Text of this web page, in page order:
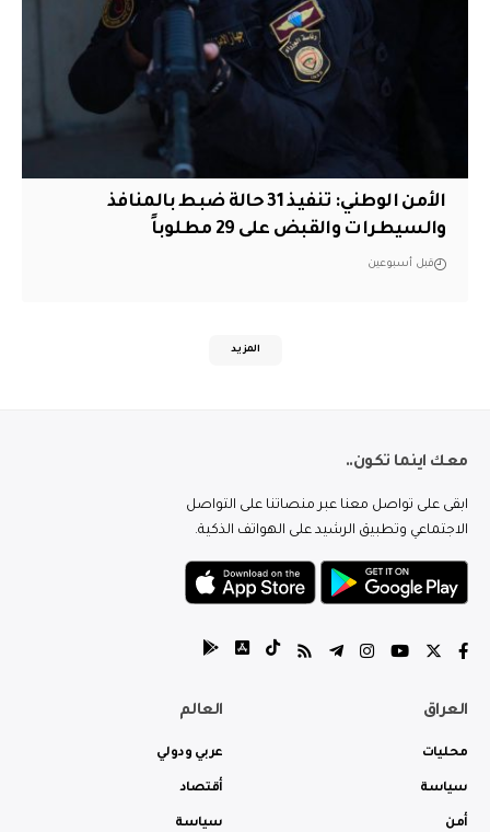
الأمن الوطني: تنفيذ 31 حالة ضبط بالمنافذ
والسيطرات والقبض على 29 مطلوباً
قبل أسبوعين
المزيد
معك اينما تكون..
ابقى على تواصل معنا عبر منصاتنا على التواصل
الاجتماعي وتطبيق الرشيد على الهواتف الذكية.
العراق
محليات
سياسة
أمن
العالم
عربي ودولي
أقتصاد
سياسة